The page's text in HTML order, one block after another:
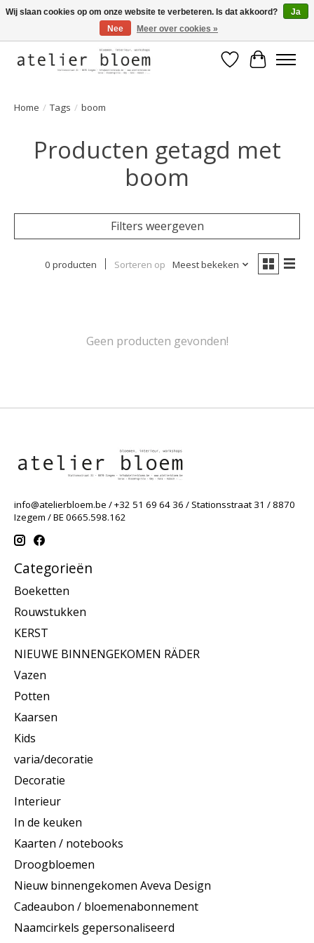
Welkom bij Atelier Bloem
Verlanglijst
Home / Tags / boom
Producten getagd met
boom
Filters weergeven
0 producten Sorteren op Meest bekeken
Geen producten gevonden!
info@atelierbloem.be / +32 51 69 64 36 / Stationsstraat 31 / 8870
Izegem / BE 0665.598.162
Categorieën
Boeketten
Rouwstukken
KERST
NIEUWE BINNENGEKOMEN RÄDER
Vazen
Potten
Kaarsen
Kids
varia/decoratie
Decoratie
Interieur
In de keuken
Kaarten / notebooks
Droogbloemen
Nieuw binnengekomen Aveva Design
Cadeaubon / bloemenabonnement
Naamcirkels gepersonaliseerd
Wij slaan cookies op om onze website te verbeteren. Is dat akkoord?
Ja
Nee
Meer over cookies »